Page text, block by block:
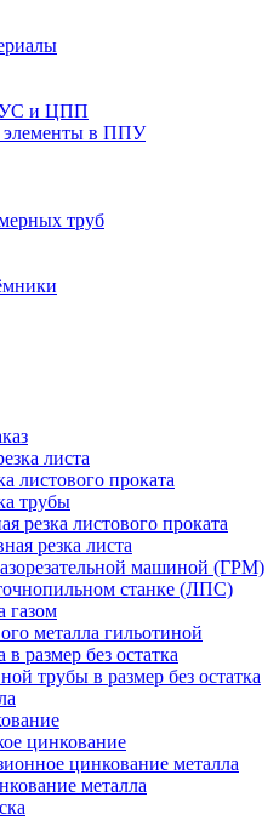
и ЦПП
элементы в ППУ
труб
листа
листового проката
трубы
резка листового проката
резка листа
машиной (ГРМ)
станке (ЛПС)
газом
металла гильотиной
в размер без остатка
трубы в размер без остатка
цинкование
цинкование металла
металла